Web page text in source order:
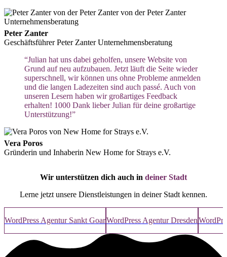
Peter Zanter
Geschäftsführer Peter Zanter Unternehmensberatung
“Julian hat uns dabei geholfen, unsere Website von
Grund auf neu aufzubauen. Jetzt läuft die Seite wieder
superschnell, wir können uns ohne Probleme anmelden
und die langen Ladezeiten sind auch passé. Auch von
unseren Lesern haben wir großartiges Feedback
erhalten! 1000 Dank lieber Julian für deine großartige
Unterstützung!”
Vera Poros
Gründerin und Inhaberin New Home for Strays e.V.
Wir unterstützen dich auch in deiner Stadt
Lerne jetzt unsere Dienstleistungen in deiner Stadt kennen.
WordPress Agentur Sankt GoarWordPress Agentur Dresden